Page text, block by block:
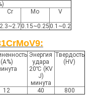
Cr Mo V
2.3~2.7 0.15~0.25 0.1~0.2
(A%)
Энергия
удара
20℃ (KV
J)
минута
Твердость
(HV)
12 40 800